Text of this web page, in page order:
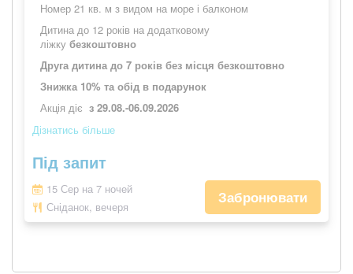
Номер 21 кв. м з видом на море і балконом
Дитина до 12 років на додатковому
ліжку безкоштовно
Друга дитина до 7 років без місця безкоштовно
Знижка 10% та обід в подарунок
Акція діє з 29.08.-06.09.2026
Дізнатись більше
Під запит
15 Сер на 7 ночей
Сніданок, вечеря
Забронювати